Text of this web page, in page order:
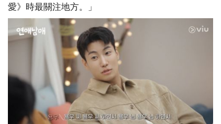
愛》時最關注地方。」